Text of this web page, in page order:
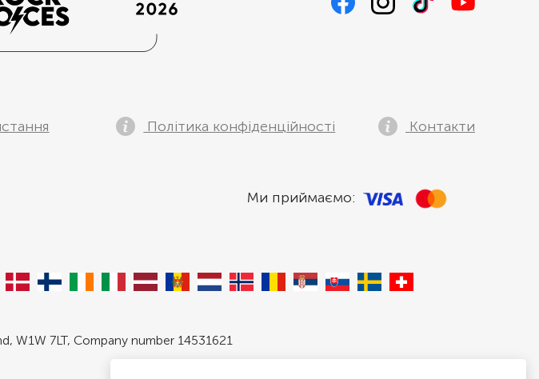
Політика конфіденційності Контакти
Ми приймаємо:
W1W 7LT, Company number 14531621